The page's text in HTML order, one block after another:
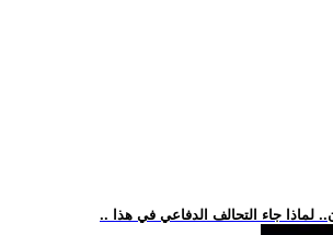
لماذا جاء التحالف الدفاعي في هذا